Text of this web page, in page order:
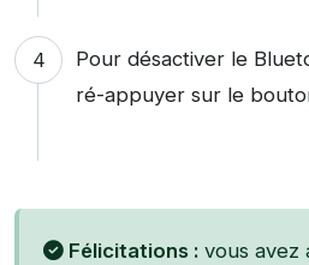
Pour désactiver le
ré-appuyer sur le
Félicitations : vous avez